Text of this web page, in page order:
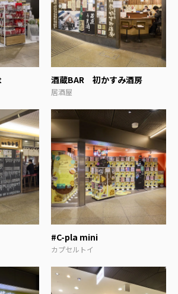
酒蔵BAR 初かすみ酒房
居酒屋
#C-pla mini
カプセルトイ